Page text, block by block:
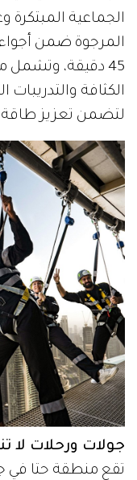
الجماعية المبتكرة
المرجوة ضمن أجواء
45 دقيقة، وتشمل
الكثافة
لتضمن تعزيز
جولات ورحلات لا